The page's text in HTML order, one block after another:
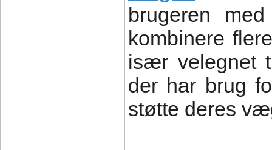
brugeren
kombinere
især velegnet
der har brug
støtte deres